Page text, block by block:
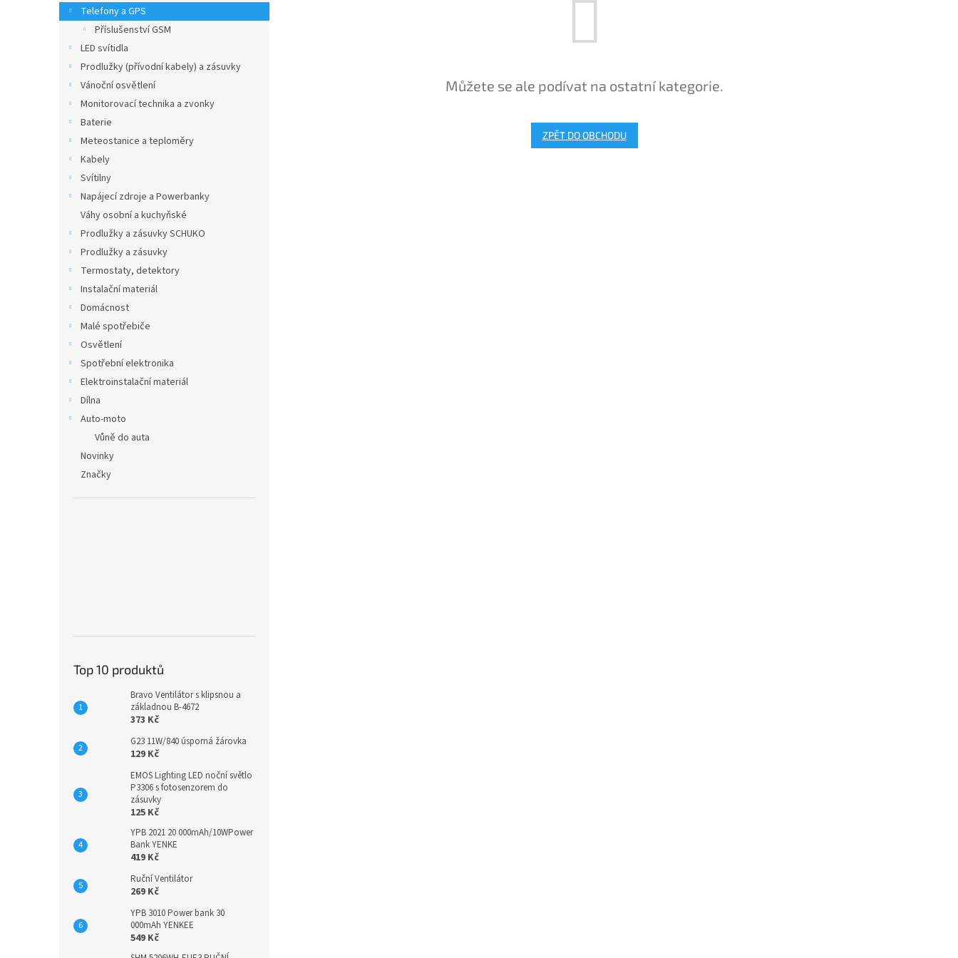
n
e
Telefony a GPS
Příslušenství GSM
LED svítidla
Prodlužky (přívodní kabely) a zásuvky
Vánoční osvětlení
Monitorovací technika a zvonky
Baterie
Meteostanice a teploměry
Kabely
Svítilny
Napájecí zdroje a Powerbanky
Váhy osobní a kuchyňské
Prodlužky a zásuvky SCHUKO
Prodlužky a zásuvky
Termostaty, detektory
Instalační materiál
Domácnost
Malé spotřebiče
Osvětlení
Spotřební elektronika
Elektroinstalační materiál
Dílna
Auto-moto
Vůně do auta
Novinky
Značky
Top 10 produktů
Bravo Ventilátor s klipsnou a
základnou B-4672
373 Kč
G23 11W/840 úsporná žárovka
129 Kč
EMOS Lighting LED noční světlo
P3306 s fotosenzorem do
zásuvky
125 Kč
YPB 2021 20 000mAh/10WPower
Bank YENKE
419 Kč
Ruční Ventilátor
269 Kč
YPB 3010 Power bank 30
000mAh YENKEE
549 Kč
Můžete se ale podívat na ostatní kategorie.
ZPĚT DO OBCHODU